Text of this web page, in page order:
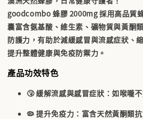
goodcombo 蜂膠 2000mg 採用高品質
囊富含氨基酸、維生素、礦物質與黃酮
防護力，有助於減緩感冒與流感症狀、
提升整體健康與免疫防禦力。
產品功效特色
🤧緩解流感與感冒症狀 ：如喉嚨
🦠提升免疫力 ：富含天然黃酮類